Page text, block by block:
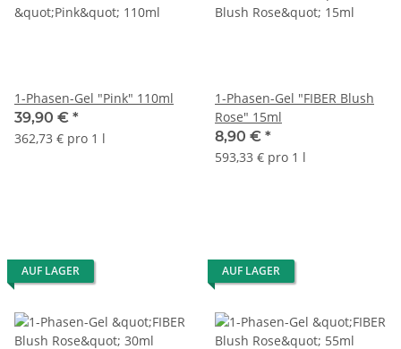
1-Phasen-Gel "Pink" 110ml
39,90 € *
362,73 € pro 1 l
1-Phasen-Gel "FIBER Blush
Rose" 15ml
8,90 € *
593,33 € pro 1 l
AUF LAGER AUF LAGER